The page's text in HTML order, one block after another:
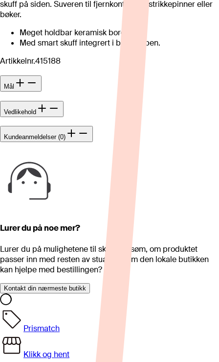
skuff på siden. Suveren til fjernkontrollen, strikkepinner eller
bøker.
Meget holdbar keramisk bordplat.
Med smart skuff integrert i bordtoppen.
Artikkelnr.415188
Mål
Vedlikehold
Kundeanmeldelser (0)
Lurer du på noe mer?
Lurer du på mulighetene til skreddersøm, om produktet
passer inn med resten av stua eller om den lokale butikken
kan hjelpe med bestillingen?
Kontakt din nærmeste butikk
Prismatch
Klikk og hent